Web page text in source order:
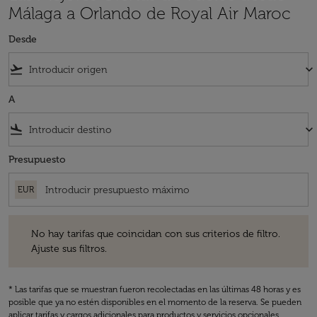
Málaga a Orlando de Royal Air Maroc
Desde
flight_takeoff keyboard_arrow_down
A
flight_land keyboard_arrow_down
Presupuesto
EUR
No hay tarifas que coincidan con sus criterios de filtro.
Ajuste sus filtros.
* Las tarifas que se muestran fueron recolectadas en las últimas 48 horas y es
posible que ya no estén disponibles en el momento de la reserva. Se pueden
aplicar tarifas y cargos adicionales para productos y servicios opcionales.